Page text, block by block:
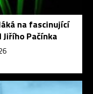
na fascinující
Pačínka